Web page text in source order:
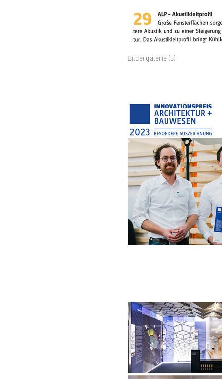
Bildergalerie (3)